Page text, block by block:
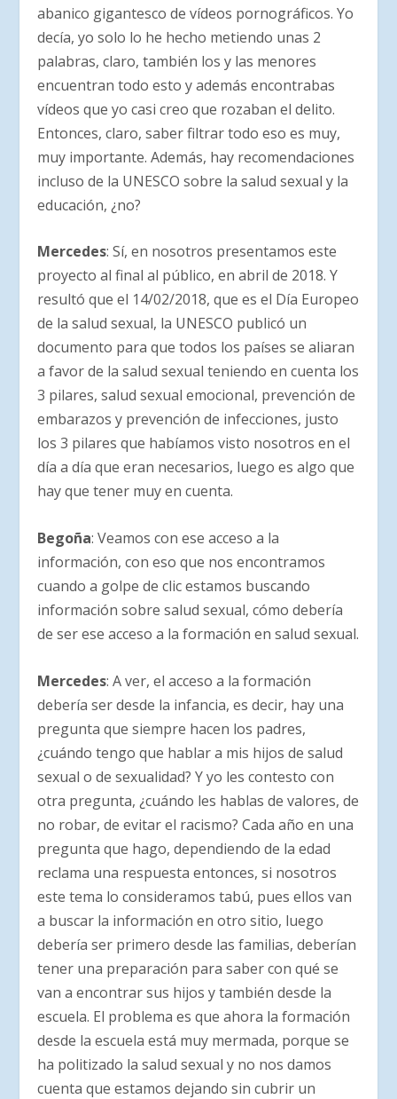
abanico gigantesco de vídeos pornográficos. Yo
decía, yo solo lo he hecho metiendo unas 2
palabras, claro, también los y las menores
encuentran todo esto y además encontrabas
vídeos que yo casi creo que rozaban el delito.
Entonces, claro, saber filtrar todo eso es muy,
muy importante. Además, hay recomendaciones
incluso de la UNESCO sobre la salud sexual y la
educación, ¿no?
Mercedes: Sí, en nosotros presentamos este
proyecto al final al público, en abril de 2018. Y
resultó que el 14/02/2018, que es el Día Europeo
de la salud sexual, la UNESCO publicó un
documento para que todos los países se aliaran
a favor de la salud sexual teniendo en cuenta los
3 pilares, salud sexual emocional, prevención de
embarazos y prevención de infecciones, justo
los 3 pilares que habíamos visto nosotros en el
día a día que eran necesarios, luego es algo que
hay que tener muy en cuenta.
Begoña: Veamos con ese acceso a la
información, con eso que nos encontramos
cuando a golpe de clic estamos buscando
información sobre salud sexual, cómo debería
de ser ese acceso a la formación en salud sexual.
Mercedes: A ver, el acceso a la formación
debería ser desde la infancia, es decir, hay una
pregunta que siempre hacen los padres,
¿cuándo tengo que hablar a mis hijos de salud
sexual o de sexualidad? Y yo les contesto con
otra pregunta, ¿cuándo les hablas de valores, de
no robar, de evitar el racismo? Cada año en una
pregunta que hago, dependiendo de la edad
reclama una respuesta entonces, si nosotros
este tema lo consideramos tabú, pues ellos van
a buscar la información en otro sitio, luego
debería ser primero desde las familias, deberían
tener una preparación para saber con qué se
van a encontrar sus hijos y también desde la
escuela. El problema es que ahora la formación
desde la escuela está muy mermada, porque se
ha politizado la salud sexual y no nos damos
cuenta que estamos dejando sin cubrir un